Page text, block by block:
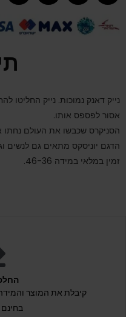
נייק דאנק נמוכות. נייק החליטו
אסור לפספס אותו.
הסניקרס שכבשו את העולם נחתו
הדגם יוניסקס מתאים גם לנשים
זמין במלאי במידה 46-36.
קיבלת את המוצר
בחינם